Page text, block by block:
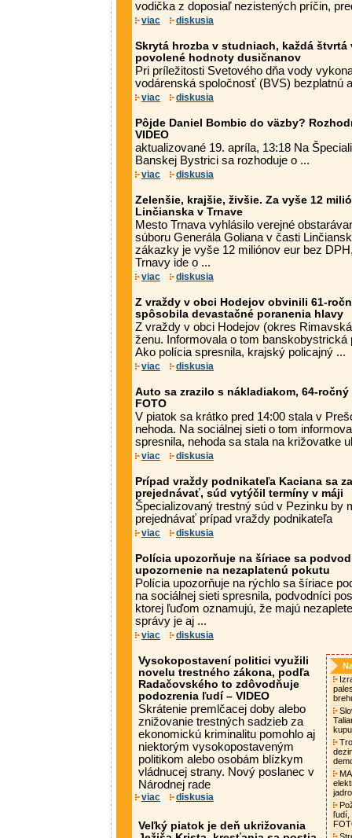
vodička z doposiaľ nezistených príčin,
viac diskusia
Skrytá hrozba v studniach, každá
povolené hodnoty dusičnanov
Pri príležitosti Svetového dňa vody
vodárenská spoločnosť (BVS) bezplatnú
viac diskusia
Pôjde Daniel Bombic do väzby?
VIDEO
aktualizované 19. apríla, 13:18 Na
Banskej Bystrici sa rozhoduje o ...
viac diskusia
Zelenšie, krajšie, živšie. Za vyše 12
Linčianska v Trnave
Mesto Trnava vyhlásilo verejné
súboru Generála Goliana v časti
zákazky je vyše 12 miliónov eur bez
Trnavy ide o ...
viac diskusia
Z vraždy v obci Hodejov obvinili 61-
spôsobila devastačné poranenia hlavy
Z vraždy v obci Hodejov (okres
ženu. Informovala o tom banskobystrická
Ako polícia spresnila, krajský policajný ...
viac diskusia
Auto sa zrazilo s nákladiakom, 64-
FOTO
V piatok sa krátko pred 14:00 stala v
nehoda. Na sociálnej sieti o tom
spresnila, nehoda sa stala na križovatke
viac diskusia
Prípad vraždy podnikateľa Kaciana sa
prejednávať, súd vytýčil termíny v máji
Špecializovaný trestný súd v Pezinku by
prejednávať prípad vraždy podnikateľa
viac diskusia
Polícia upozorňuje na šíriace sa
upozornenie na nezaplatenú pokutu
Polícia upozorňuje na rýchlo sa šíriace
na sociálnej sieti spresnila, podvodníci
ktorej ľuďom oznamujú, že majú
správy je aj ...
viac diskusia
Vysokopostavení politici využili
novelu trestného zákona, podľa
Radačovského to zdôvodňuje
podozrenia ľudí – VIDEO
Skrátenie premlčacej doby alebo
znižovanie trestných sadzieb za
ekonomickú kriminalitu pomohlo aj
niektorým vysokopostaveným
politikom alebo osobám blízkym
vládnucej strany. Nový poslanec v
Národnej rade
viac diskusia
Veľký piatok je deň ukrižovania
ľudí,